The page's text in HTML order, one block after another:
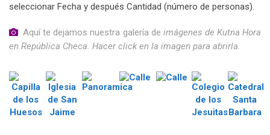
seleccionar Fecha y después Cantidad (número de personas).
Aquí te dejamos nuestra galería de imágenes de Kutna Hora
en República Checa. Hacer click en la imagen para abrirla.